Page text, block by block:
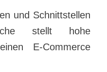
und Schnittstellen
stellt hohe
E-Commerce